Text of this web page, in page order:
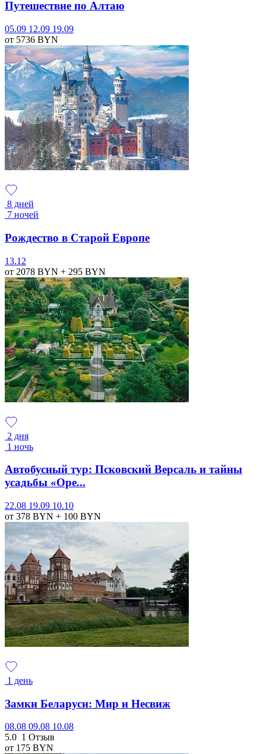
Путешествие по Алтаю
05.09 12.09 19.09
от 5736 BYN
8 дней
7 ночей
Рождество в Старой Европе
13.12
от 2078 BYN + 295 BYN
2 дня
1 ночь
Автобусный тур: Псковский Версаль и тайны
усадьбы «Оре...
22.08 19.09 10.10
от 378 BYN + 100 BYN
1 день
Замки Беларуси: Мир и Несвиж
08.08 09.08 10.08
5.0 1 Отзыв
от 175 BYN